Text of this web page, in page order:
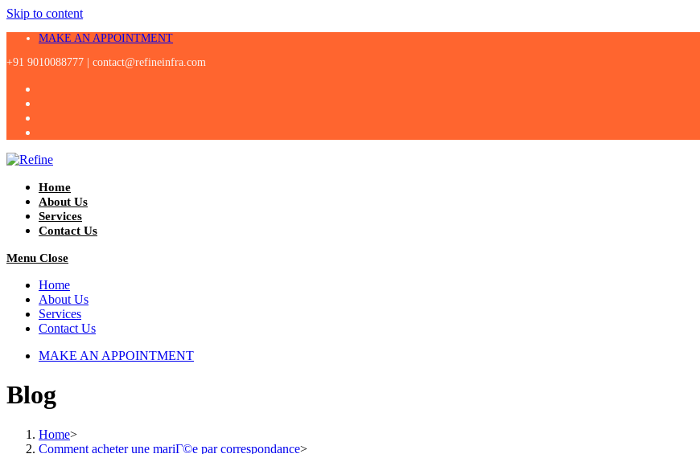
Skip to content
MAKE AN APPOINTMENT
+91 9010088777 | contact@refineinfra.com
Home
About Us
Services
Contact Us
Menu Close
Home
About Us
Services
Contact Us
MAKE AN APPOINTMENT
Blog
Home>
Comment acheter une mariГ©e par correspondance>